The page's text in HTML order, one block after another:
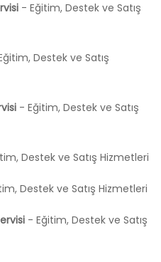
- Eğitim, Destek ve Satış
Destek ve Satış
- Eğitim, Destek ve Satış
Destek ve Satış Hizmetleri
Destek ve Satış Hizmetleri
- Eğitim, Destek ve Satış